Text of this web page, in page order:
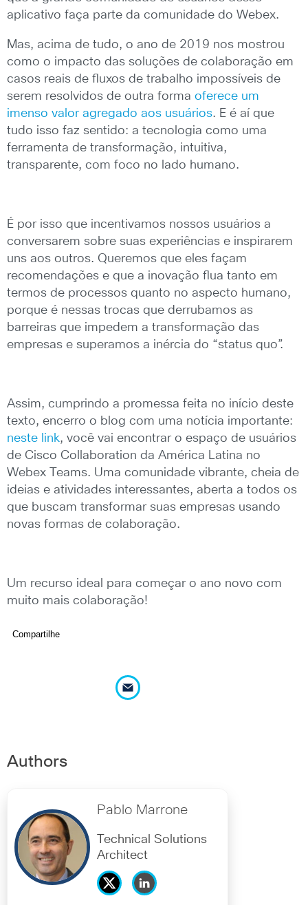
aplicativo faça parte da comunidade do Webex.
Mas, acima de tudo, o ano de 2019 nos mostrou
como o impacto das soluções de colaboração em
casos reais de fluxos de trabalho impossíveis de
serem resolvidos de outra forma oferece um
imenso valor agregado aos usuários. E é aí que
tudo isso faz sentido: a tecnologia como uma
ferramenta de transformação, intuitiva,
transparente, com foco no lado humano.
É por isso que incentivamos nossos usuários a
conversarem sobre suas experiências e inspirarem
uns aos outros. Queremos que eles façam
recomendações e que a inovação flua tanto em
termos de processos quanto no aspecto humano,
porque é nessas trocas que derrubamos as
barreiras que impedem a transformação das
empresas e superamos a inércia do “status quo”.
Assim, cumprindo a promessa feita no início deste
texto, encerro o blog com uma notícia importante:
neste link, você vai encontrar o espaço de usuários
de Cisco Collaboration da América Latina no
Webex Teams. Uma comunidade vibrante, cheia de
ideias e atividades interessantes, aberta a todos os
que buscam transformar suas empresas usando
novas formas de colaboração.
Um recurso ideal para começar o ano novo com
muito mais colaboração!
Compartilhe
Authors
Pablo Marrone
Technical Solutions
Architect